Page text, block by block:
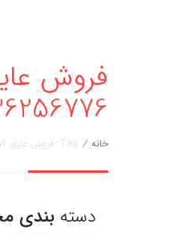
فروش
خانه / Tag: فروش عایق الاستومری کرمانشاه
دسته بندی